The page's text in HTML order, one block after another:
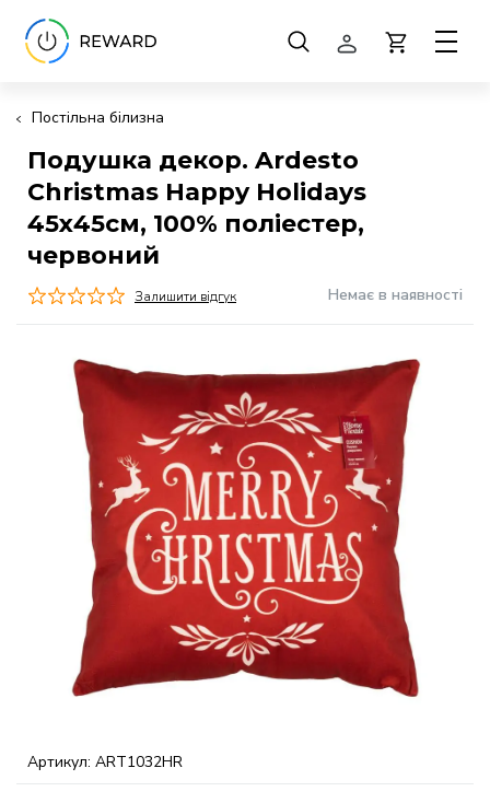
Постільна білизна
Подушка декор. Ardesto
Christmas Happy Holidays
45х45см, 100% поліестер,
червоний
Залишити відгук Немає в наявності
Артикул: ART1032HR